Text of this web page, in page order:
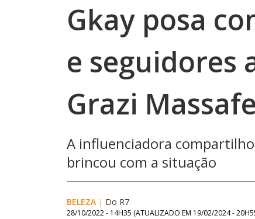
Gkay posa
e seguidores
Grazi
A influenciadora
brincou com a situação
BELEZA | Do R7
28/10/2022 - 14H35 (ATUALIZADO EM 19/02/2024 -